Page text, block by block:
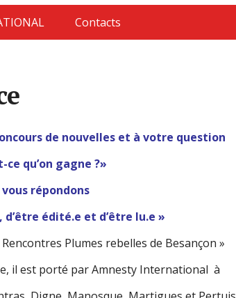
Contacts
de nouvelles et à votre question
ce qu’on gagne ?»
vous répondons
d’être édité.e et d’être lu.e »
Plumes rebelles de Besançon »
il est porté par Amnesty International à